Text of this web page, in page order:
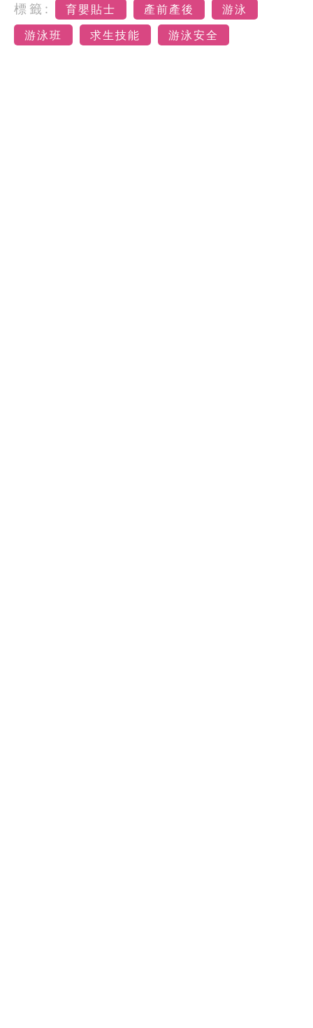
標籤: 育嬰貼士 產前產後
游泳
游泳班
求生技能 游泳安全